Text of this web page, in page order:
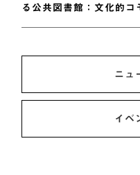
る公共図書館：文化的コ
ニュ
イベ